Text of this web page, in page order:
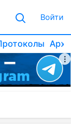
Войти